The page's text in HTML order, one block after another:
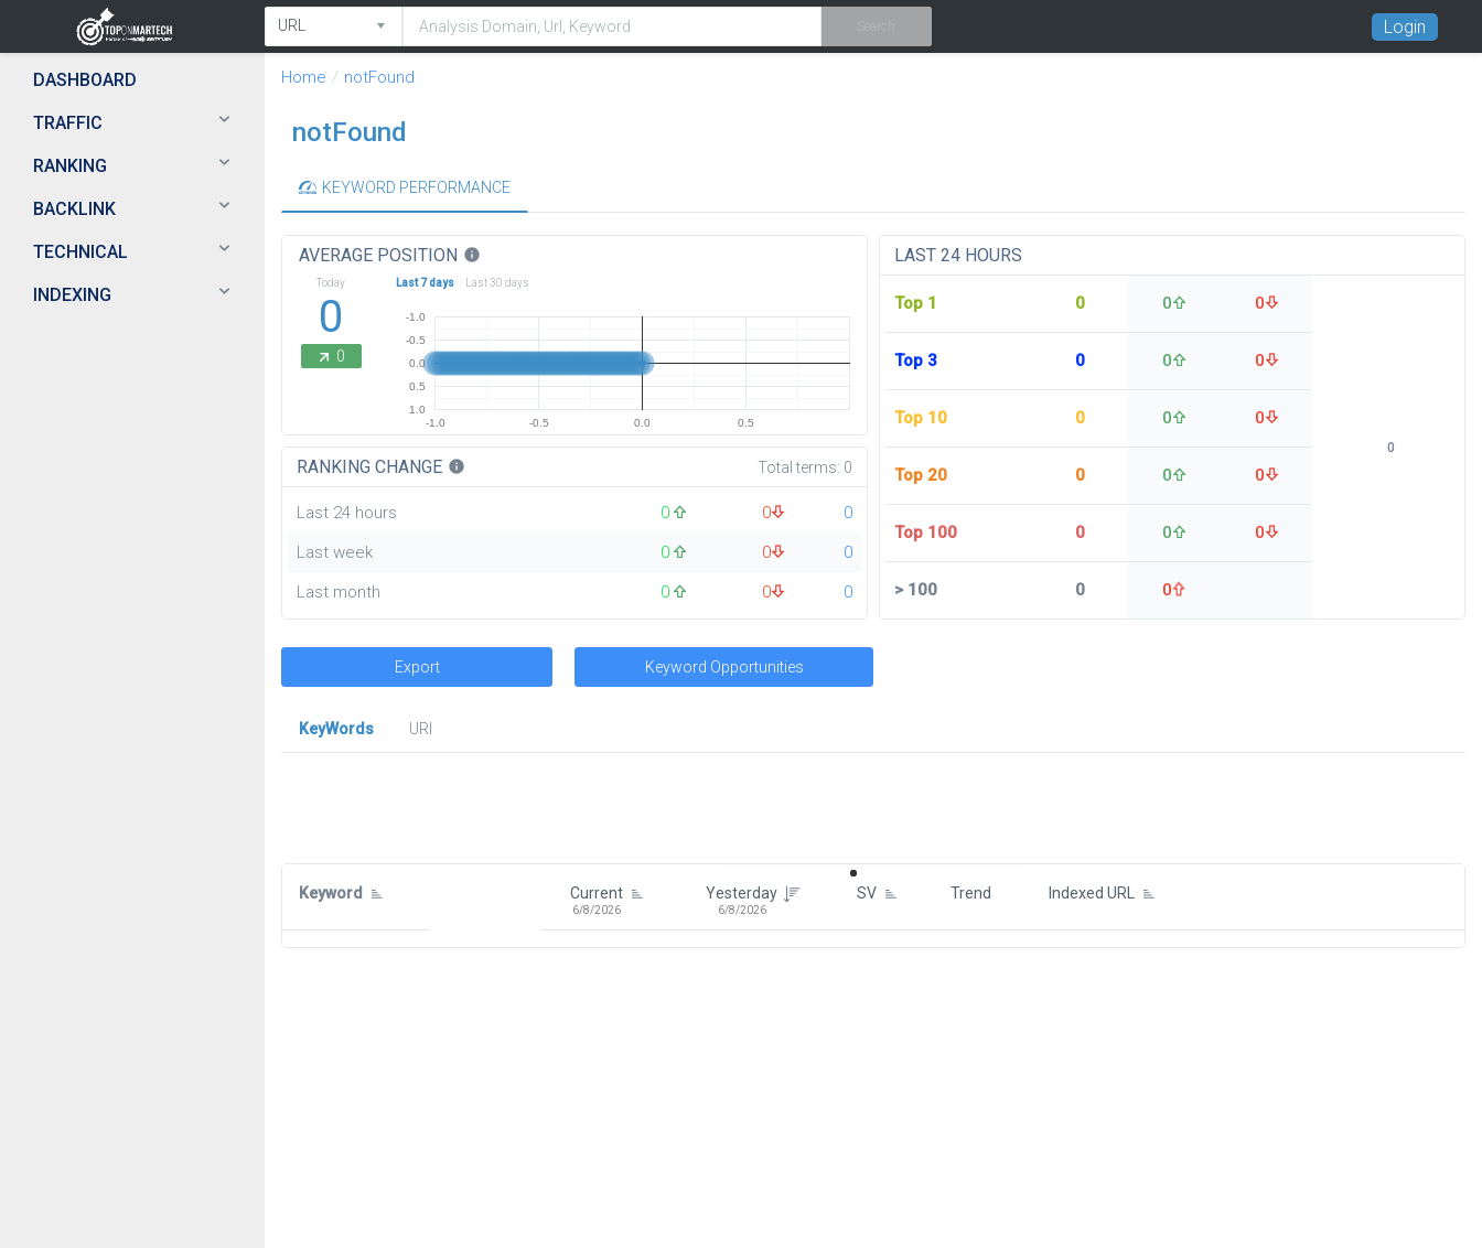
Login
DASHBOARD
TRAFFIC
RANKING
BACKLINK
TECHNICAL
INDEXING
Home notFound
notFound
KEYWORD PERFORMANCE
AVERAGE POSITION info
Today
0
0
Last 7 days Last 30 days
-1.0 -0.5 0.0 0.5
-1.0
-0.5
0.0
0.5
1.0
RANKING CHANGE info Total terms: 0
Last 24 hours 0 0
0
Last week
0 0
0
Last month
0 0 0
LAST 24 HOURS
Top 1 0 0 0
Top 3 0 0 0
Top 10 0 0 0
Top 20 0 0 0
Top 100 0 0 0
>100 0 0
0
Export Keyword Opportunities
KeyWords
URl
Keyword Current
6/8/2026
Yesterday
6/8/2026
SV Trend Indexed URL